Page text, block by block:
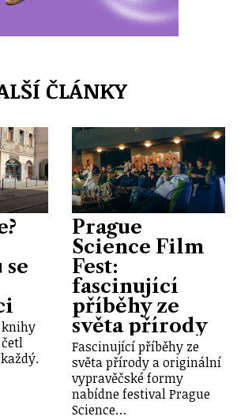
ČLÁNKY
knihy
Prague
Science Film
Fest:
fascinující
příběhy ze
světa přírody
Fascinující příběhy ze
světa přírody a originální
vypravěčské formy
nabídne festival Prague
Science…